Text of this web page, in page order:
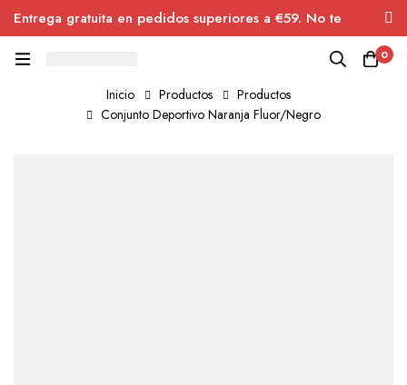
Entrega gratuita en pedidos superiores a €59. No te
pierdas el descuento.
0
Inicio Productos
Productos
Conjunto Deportivo Naranja Fluor/Negro